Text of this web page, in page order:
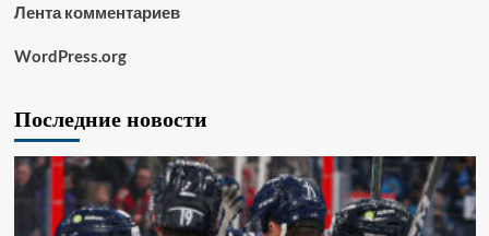
Лента комментариев
WordPress.org
Последние новости